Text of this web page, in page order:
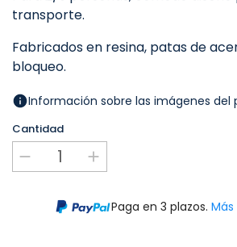
transporte.
Fabricados en resina, patas de
bloqueo.
Información sobre las imágenes del
Cantidad
Paga en 3 plazos.